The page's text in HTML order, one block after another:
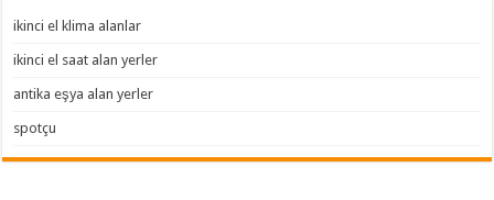
ikinci el klima alanlar
ikinci el saat alan yerler
antika eşya alan yerler
spotçu